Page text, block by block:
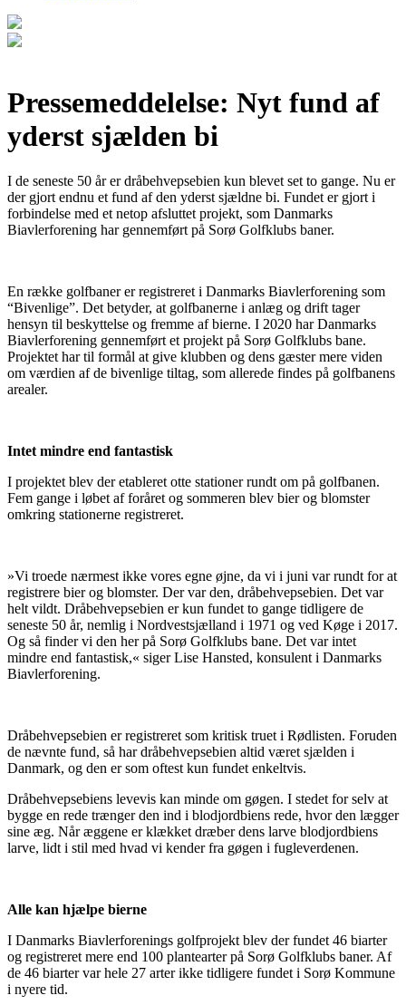
Pressemeddelelse: Nyt fund af
yderst sjælden bi
I de seneste 50 år er dråbehvepsebien kun blevet set to gange. Nu er
der gjort endnu et fund af den yderst sjældne bi. Fundet er gjort i
forbindelse med et netop afsluttet projekt, som Danmarks
Biavlerforening har gennemført på Sorø Golfklubs baner.
En række golfbaner er registreret i Danmarks Biavlerforening som
“Bivenlige”. Det betyder, at golfbanerne i anlæg og drift tager
hensyn til beskyttelse og fremme af bierne. I 2020 har Danmarks
Biavlerforening gennemført et projekt på Sorø Golfklubs bane.
Projektet har til formål at give klubben og dens gæster mere viden
om værdien af de bivenlige tiltag, som allerede findes på golfbanens
arealer.
Intet mindre end fantastisk
I projektet blev der etableret otte stationer rundt om på golfbanen.
Fem gange i løbet af foråret og sommeren blev bier og blomster
omkring stationerne registreret.
»Vi troede nærmest ikke vores egne øjne, da vi i juni var rundt for at
registrere bier og blomster. Der var den, dråbehvepsebien. Det var
helt vildt. Dråbehvepsebien er kun fundet to gange tidligere de
seneste 50 år, nemlig i Nordvestsjælland i 1971 og ved Køge i 2017.
Og så finder vi den her på Sorø Golfklubs bane. Det var intet
mindre end fantastisk,« siger Lise Hansted, konsulent i Danmarks
Biavlerforening.
Dråbehvepsebien er registreret som kritisk truet i Rødlisten. Foruden
de nævnte fund, så har dråbehvepsebien altid været sjælden i
Danmark, og den er som oftest kun fundet enkeltvis.
Dråbehvepsebiens levevis kan minde om gøgen. I stedet for selv at
bygge en rede trænger den ind i blodjordbiens rede, hvor den lægger
sine æg. Når æggene er klækket dræber dens larve blodjordbiens
larve, lidt i stil med hvad vi kender fra gøgen i fugleverdenen.
Alle kan hjælpe bierne
I Danmarks Biavlerforenings golfprojekt blev der fundet 46 biarter
og registreret mere end 100 plantearter på Sorø Golfklubs baner. Af
de 46 biarter var hele 27 arter ikke tidligere fundet i Sorø Kommune
i nyere tid.